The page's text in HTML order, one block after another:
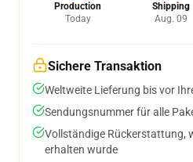
Production
Today
Shipping
Aug. 09
Sichere Transaktion
Weltweite Lieferung bis vor
Sendungsnummer für alle
Vollständige Rückerstattung,
erhalten wurde